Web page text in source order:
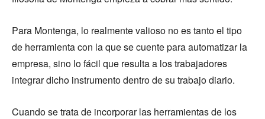
Para Montenga, lo realmente valioso no es tanto el tipo
de herramienta con la que se cuente para automatizar la
empresa, sino lo fácil que resulta a los trabajadores
integrar dicho instrumento dentro de su trabajo diario.
Cuando se trata de incorporar las herramientas de los